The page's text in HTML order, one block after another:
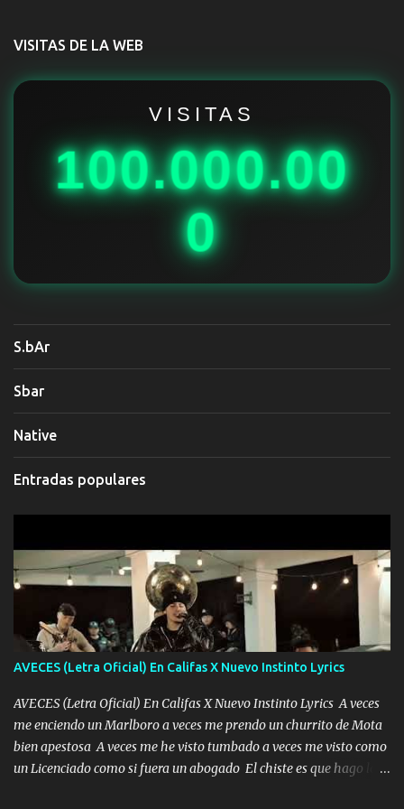
t
r
VISITAS DE LA WEB
VISITAS
100.000.00
0
S.bAr
Sbar
Native
Entradas populares
AVECES (Letra Oficial) En Califas X Nuevo Instinto Lyrics
AVECES (Letra Oficial) En Califas X Nuevo Instinto Lyrics A veces
me enciendo un Marlboro a veces me prendo un churrito de Mota
bien apestosa A veces me he visto tumbado a veces me visto como
un Licenciado como si fuera un abogado El chiste es que hago lo